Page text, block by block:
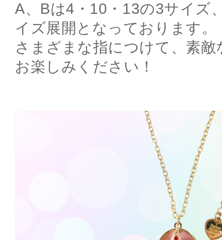
A、Bは4・10・13の3サイズ
イズ展開となっております。
さまざまな指につけて、素
お楽しみください！